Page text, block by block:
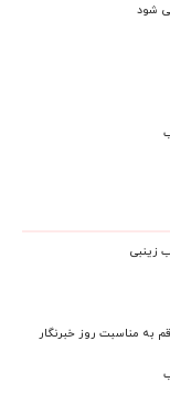
شود
زینبی
به مناسبت روز خبرنگار